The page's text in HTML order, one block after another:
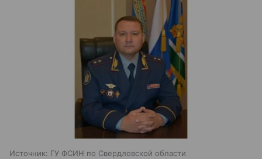
Источник: ГУ ФСИН по Свердловской области